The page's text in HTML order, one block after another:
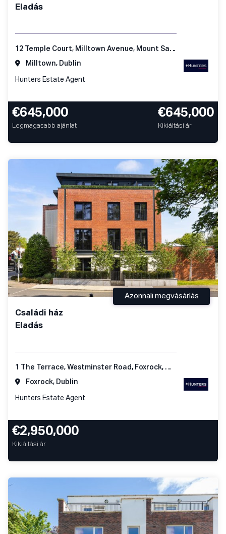
Eladás
12 Temple Court, Milltown Avenue, Mount Saint Anne's, Dublin 6
Milltown, Dublin
Hunters Estate Agent
€645,000
Legmagasabb ajánlat
€645,000
Kikiáltási ár
Családi ház
Eladás
Azonnali megvásárlás
1 The Terrace, Westminster Road, Foxrock, Dublin 18
Foxrock, Dublin
Hunters Estate Agent
€2,950,000
Kikiáltási ár